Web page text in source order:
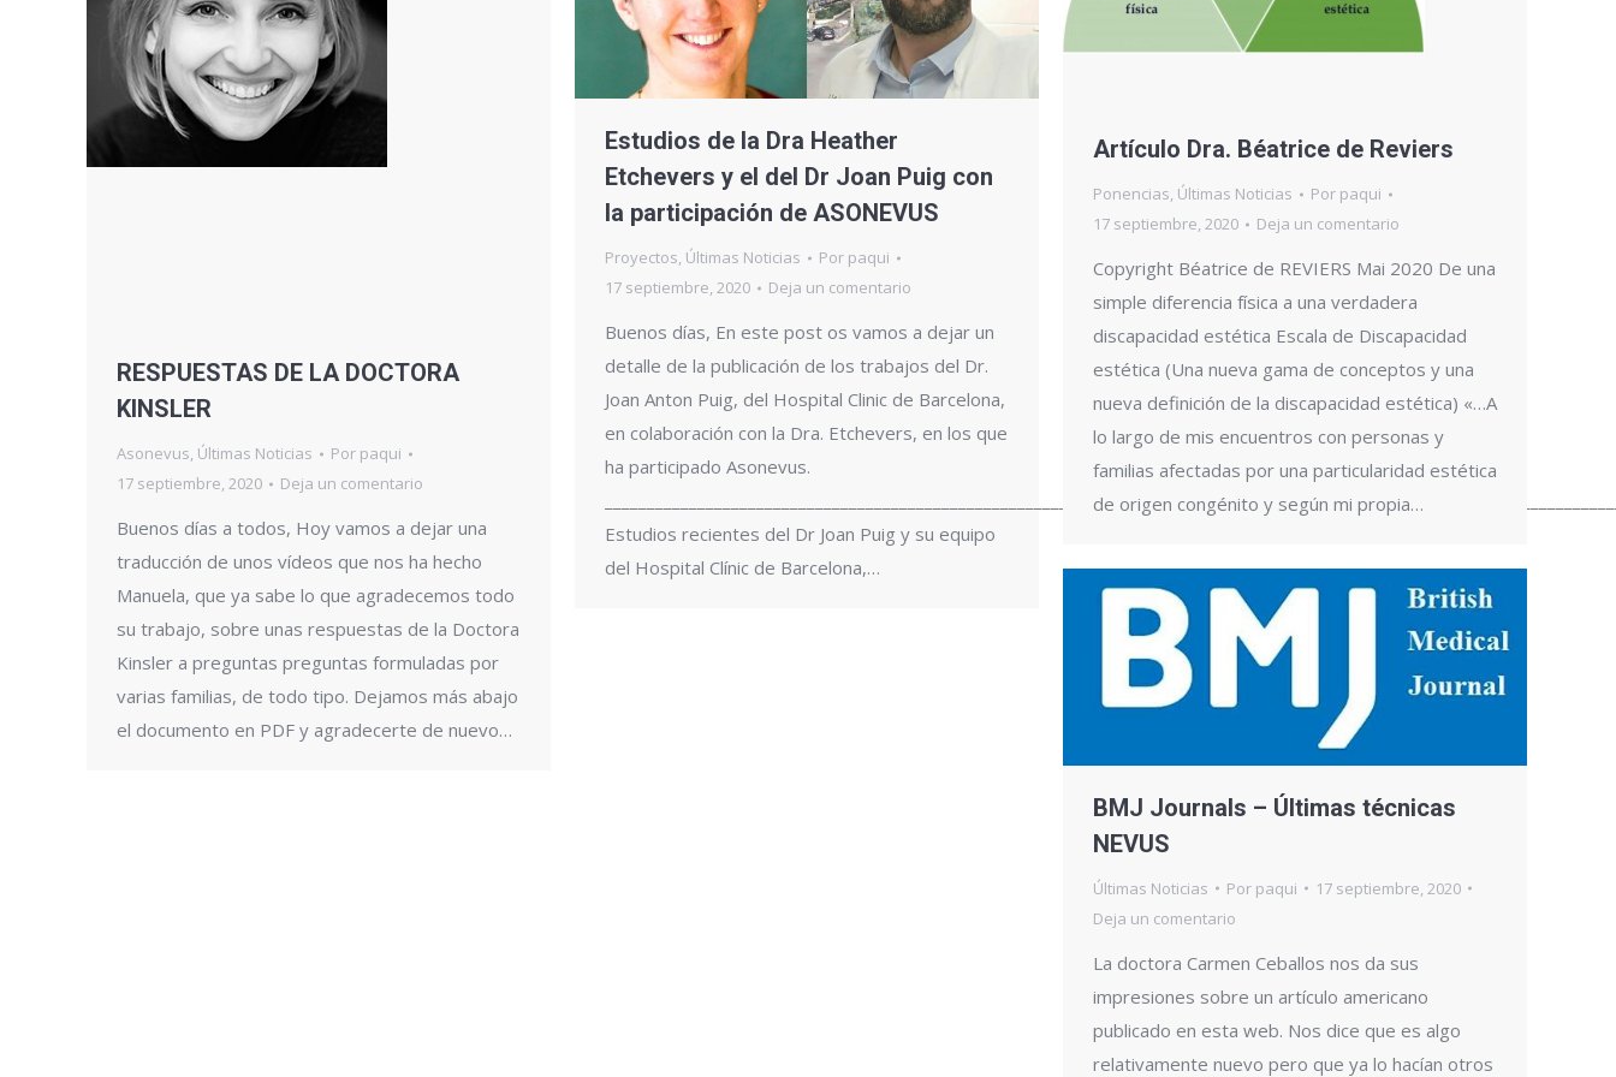
RESPUESTAS DE LA DOCTORA
KINSLER
Asonevus, Últimas Noticias Por paqui
17 septiembre, 2020
Deja un comentario
Buenos días a todos, Hoy vamos a dejar una
traducción de unos vídeos que nos ha hecho
Manuela, que ya sabe lo que agradecemos todo
su trabajo, sobre unas respuestas de la Doctora
Kinsler a preguntas preguntas formuladas por
varias familias, de todo tipo. Dejamos más abajo
el documento en PDF y agradecerte de nuevo…
Estudios de la Dra Heather
Etchevers y el del Dr Joan Puig con
la participación de ASONEVUS
Proyectos, Últimas Noticias Por paqui
17 septiembre, 2020
Deja un comentario
Buenos días, En este post os vamos a dejar un
detalle de la publicación de los trabajos del Dr.
Joan Anton Puig, del Hospital Clinic de Barcelona,
en colaboración con la Dra. Etchevers, en los que
ha participado Asonevus.
Estudios recientes del Dr Joan Puig y su equipo
del Hospital Clínic de Barcelona,…
Artículo Dra. Béatrice de Reviers
Ponencias, Últimas Noticias Por paqui
17 septiembre, 2020
Deja un comentario
Copyright Béatrice de REVIERS Mai 2020 De una
simple diferencia física a una verdadera
discapacidad estética Escala de Discapacidad
estética (Una nueva gama de conceptos y una
nueva definición de la discapacidad estética) «…A
lo largo de mis encuentros con personas y
familias afectadas por una particularidad estética
de origen congénito y según mi propia…
BMJ Journals – Últimas técnicas
NEVUS
Últimas Noticias Por paqui
17 septiembre, 2020
Deja un comentario
La doctora Carmen Ceballos nos da sus
impresiones sobre un artículo americano
publicado en esta web. Nos dice que es algo
relativamente nuevo pero que ya lo hacían otros